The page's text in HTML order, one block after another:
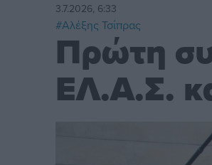
3.7.2026, 6:33
#Αλέξης Τσίπρας
Πρώτη
ΕΛ.Α.Σ.